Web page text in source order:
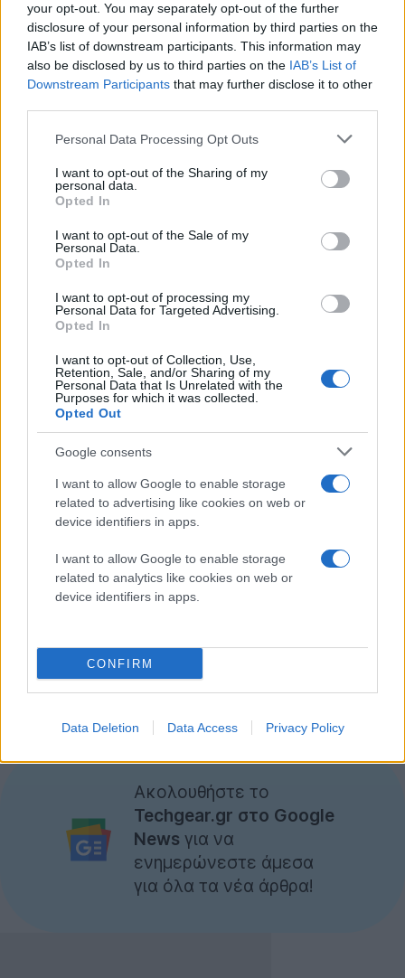
your opt-out. You may separately opt-out of the further
disclosure of your personal information by third parties on the
IAB’s list of downstream participants. This information may
also be disclosed by us to third parties on the IAB’s List of
Downstream Participants that may further disclose it to other
Please note that this website/app uses one or more Google
not limited to your visit or usage behaviour. You may click to
grant or deny consent to Google and its third-party tags to
use your data for below specified purposes in below Google
consent section.
Personal Data Processing Opt Outs
I want to opt-out of the Sharing of my
personal data.
Opted In
I want to opt-out of the Sale of my
Personal Data.
Opted In
I want to opt-out of processing my
Personal Data for Targeted Advertising.
Opted In
I want to opt-out of Collection, Use,
Retention, Sale, and/or Sharing of my
Personal Data that Is Unrelated with the
Purposes for which it was collected.
Opted Out
Google consents
I want to allow Google to enable storage
related to advertising like cookies on web or
device identifiers in apps.
I want to allow Google to enable storage
related to analytics like cookies on web or
device identifiers in apps.
CONFIRM
Data Deletion Data Access Privacy Policy
της οποίας βρίσκονται τα λεγόμενα data centers.
Πόση ενέργεια καταναλώνουν όμως τα κέντρα
δεδομένων και τι αντίκτυπο έχουν στο περιβάλλον;
ενέργεια που καταναλώνουν τα data centers
κυμαίνεται σε εξωφρενικά μεγάλα επίπεδα. Πιο
συγκεκριμένα ένα data center καταναλώνει
πόλη, ενώ στο σύνολο τους η ενέργεια που δαπανούν
υπολογίζεται στα 30 δισεκατομμύρια Watts (όση
περίπου μπορεί να παραχθεί από 30 πυρηνικά
εργοστάσια). Αξίζει να σημειώσουμε ότι το 1/3 της
ενέργειας αυτής αναλογεί στις ΗΠΑ.
Επιπλέον, προκειμένου να προστατεύονται από τυχόν
εφεδρικών γεννητριών που εκπέμπουν επικίνδυνα
καυσαέρια πετρελαιοκινητήρων, μολύνοντας με
αυτόν το τρόπο το περιβάλλον.
[viaNew York Times]
Ακολουθήστε το
Techgear.gr στο Google
News για να
ενημερώνεστε άμεσα
για όλα τα νέα άρθρα!